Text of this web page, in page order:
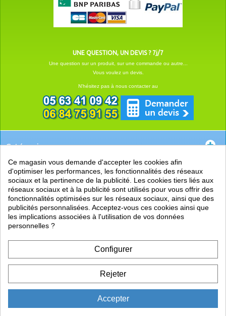
UNE QUESTION, UN DEVIS ? 7j/7
Une question sur un produit, sur une commande ou autre...
Vous voulez un devis.
N'hésitez pas à nous contacter au
Catégories
EN SAVOIR +
PRATIQUE
LIENS
Ce magasin vous demande d'accepter les cookies afin
d'optimiser les performances, les fonctionnalités des réseaux
sociaux et la pertinence de la publicité. Les cookies tiers liés aux
réseaux sociaux et à la publicité sont utilisés pour vous offrir des
fonctionnalités optimisées sur les réseaux sociaux, ainsi que des
publicités personnalisées. Acceptez-vous ces cookies ainsi que
les implications associées à l'utilisation de vos données
personnelles ?
Configurer
Rejeter
Accepter